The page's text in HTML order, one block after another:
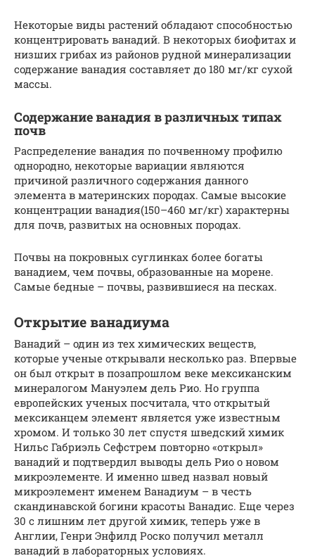
Некоторые виды растений обладают способностью
концентрировать ванадий. В некоторых биофитах и
низших грибах из районов рудной минерализации
содержание ванадия составляет до 180 мг/кг сухой
массы.
Содержание ванадия в различных типах
почв
Распределение ванадия по почвенному профилю
однородно, некоторые вариации являются
причиной различного содержания данного
элемента в материнских породах. Самые высокие
концентрации ванадия(150–460 мг/кг) характерны
для почв, развитых на основных породах.
Почвы на покровных суглинках более богаты
ванадием, чем почвы, образованные на морене.
Самые бедные – почвы, развившиеся на песках.
Открытие ванадиума
Ванадий – один из тех химических веществ,
которые ученые открывали несколько раз. Впервые
он был открыт в позапрошлом веке мексиканским
минералогом Мануэлем дель Рио. Но группа
европейских ученых посчитала, что открытый
мексиканцем элемент является уже известным
хромом. И только 30 лет спустя шведский химик
Нильс Габриэль Сефстрем повторно «открыл»
ванадий и подтвердил выводы дель Рио о новом
микроэлементе. И именно швед назвал новый
микроэлемент именем Ванадиум – в честь
скандинавской богини красоты Ванадис. Еще через
30 с лишним лет другой химик, теперь уже в
Англии, Генри Энфилд Роско получил металл
ванадий в лабораторных условиях.